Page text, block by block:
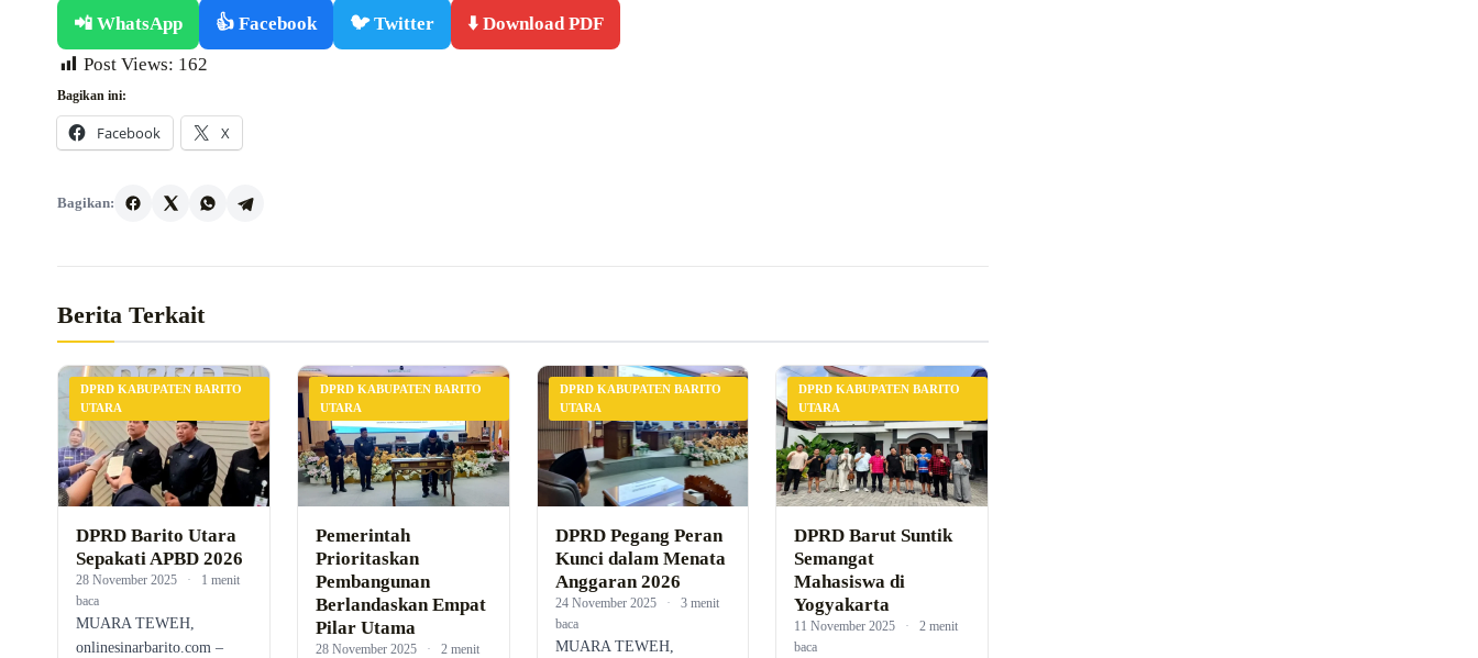
📲 WhatsApp 👍 Facebook 🐦 Twitter
⬇️ Download PDF
Post Views: 162
Bagikan ini:
Facebook X
Bagikan:
Berita Terkait
DPRD KABUPATEN BARITO
UTARA
DPRD Barito Utara
Sepakati APBD 2026
28 November 2025 ·
1 menit
baca
MUARA TEWEH,
onlinesinarbarito.com –
DPRD KABUPATEN BARITO
UTARA
Pemerintah
Prioritaskan
Pembangunan
Berlandaskan Empat
Pilar Utama
28 November 2025 ·
2 menit
DPRD KABUPATEN BARITO
UTARA
DPRD Pegang Peran
Kunci dalam Menata
Anggaran 2026
24 November 2025 ·
3 menit
baca
MUARA TEWEH,
DPRD KABUPATEN BARITO
UTARA
DPRD Barut Suntik
Semangat
Mahasiswa di
Yogyakarta
11 November 2025 ·
2 menit
baca